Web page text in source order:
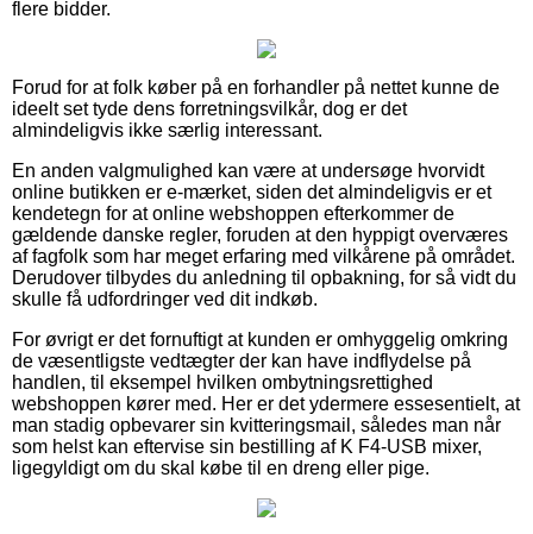
flere bidder.
Forud for at folk køber på en forhandler på nettet kunne de
ideelt set tyde dens forretningsvilkår, dog er det
almindeligvis ikke særlig interessant.
En anden valgmulighed kan være at undersøge hvorvidt
online butikken er e-mærket, siden det almindeligvis er et
kendetegn for at online webshoppen efterkommer de
gældende danske regler, foruden at den hyppigt overværes
af fagfolk som har meget erfaring med vilkårene på området.
Derudover tilbydes du anledning til opbakning, for så vidt du
skulle få udfordringer ved dit indkøb.
For øvrigt er det fornuftigt at kunden er omhyggelig omkring
de væsentligste vedtægter der kan have indflydelse på
handlen, til eksempel hvilken ombytningsrettighed
webshoppen kører med. Her er det ydermere essesentielt, at
man stadig opbevarer sin kvitteringsmail, således man når
som helst kan eftervise sin bestilling af K F4-USB mixer,
ligegyldigt om du skal købe til en dreng eller pige.